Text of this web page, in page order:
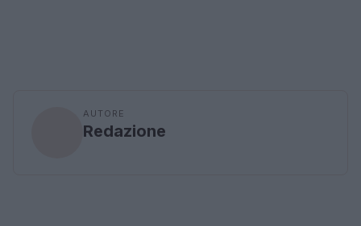
AUTORE
Redazione